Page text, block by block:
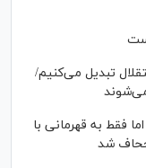
تبدیل می‌کنیم/
فقط به قهرمانی با
شد